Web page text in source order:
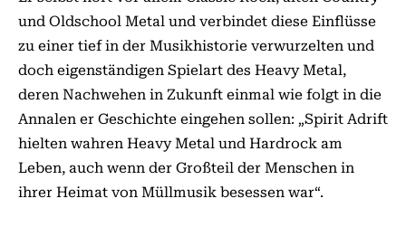
und Oldschool Metal und verbindet diese Einflüsse
zu einer tief in der Musikhistorie verwurzelten und
doch eigenständigen Spielart des Heavy Metal,
deren Nachwehen in Zukunft einmal wie folgt in die
Annalen er Geschichte eingehen sollen: „Spirit Adrift
hielten wahren Heavy Metal und Hardrock am
Leben, auch wenn der Großteil der Menschen in
ihrer Heimat von Müllmusik besessen war“.